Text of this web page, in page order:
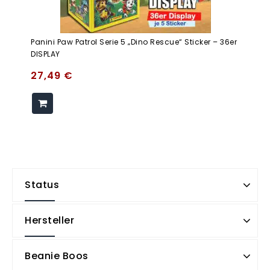
Panini Paw Patrol Serie 5 „Dino Rescue“ Sticker – 36er
DISPLAY
27,49 €
Status
Hersteller
Beanie Boos